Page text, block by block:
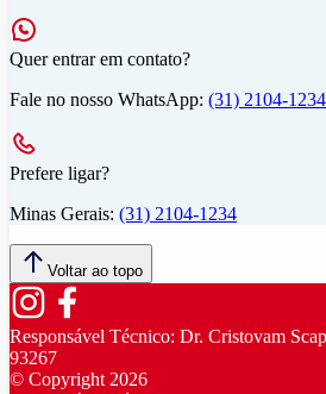
Quer entrar em contato?
Fale no nosso WhatsApp: (31) 2104-1234
Prefere ligar?
Minas Gerais: (31) 2104-1234
Voltar ao topo
Responsável Técnico: Dr. Cristovam
93267
© Copyright2026